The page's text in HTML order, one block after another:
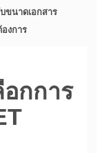
ขนาดเอกสาร
งการ
อกการ